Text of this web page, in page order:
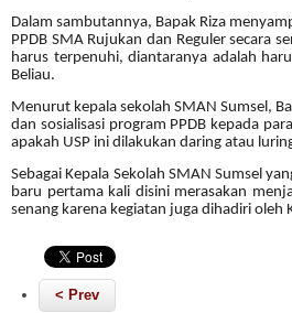
Dalam sambutannya, Bapak Riza
PPDB SMA Rujukan dan Reguler secara
harus terpenuhi, diantaranya adalah
Beliau.
Menurut kepala sekolah SMAN Sumsel,
dan sosialisasi program PPDB kepada
apakah USP ini dilakukan daring atau
Sebagai Kepala Sekolah SMAN Sumsel
baru pertama kali disini merasakan
senang karena kegiatan juga dihadiri oleh
< Prev